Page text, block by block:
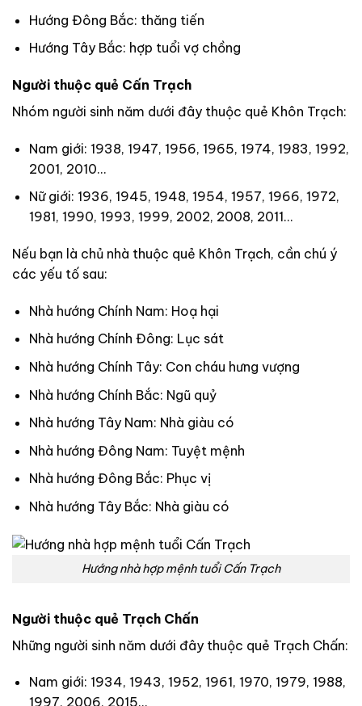
Hướng Đông Bắc: thăng tiến
Hướng Tây Bắc: hợp tuổi vợ chồng
Người thuộc quẻ Cấn Trạch
Nhóm người sinh năm dưới đây thuộc quẻ Khôn Trạch:
Nam giới: 1938, 1947, 1956, 1965, 1974, 1983, 1992,
2001, 2010…
Nữ giới: 1936, 1945, 1948, 1954, 1957, 1966, 1972,
1981, 1990, 1993, 1999, 2002, 2008, 2011…
Nếu bạn là chủ nhà thuộc quẻ Khôn Trạch, cần chú ý
các yếu tố sau:
Nhà hướng Chính Nam: Hoạ hại
Nhà hướng Chính Đông: Lục sát
Nhà hướng Chính Tây: Con cháu hưng vượng
Nhà hướng Chính Bắc: Ngũ quỷ
Nhà hướng Tây Nam: Nhà giàu có
Nhà hướng Đông Nam: Tuyệt mệnh
Nhà hướng Đông Bắc: Phục vị
Nhà hướng Tây Bắc: Nhà giàu có
Hướng nhà hợp mệnh tuổi Cấn Trạch
Người thuộc quẻ Trạch Chấn
Những người sinh năm dưới đây thuộc quẻ Trạch Chấn:
Nam giới: 1934, 1943, 1952, 1961, 1970, 1979, 1988,
1997, 2006, 2015…